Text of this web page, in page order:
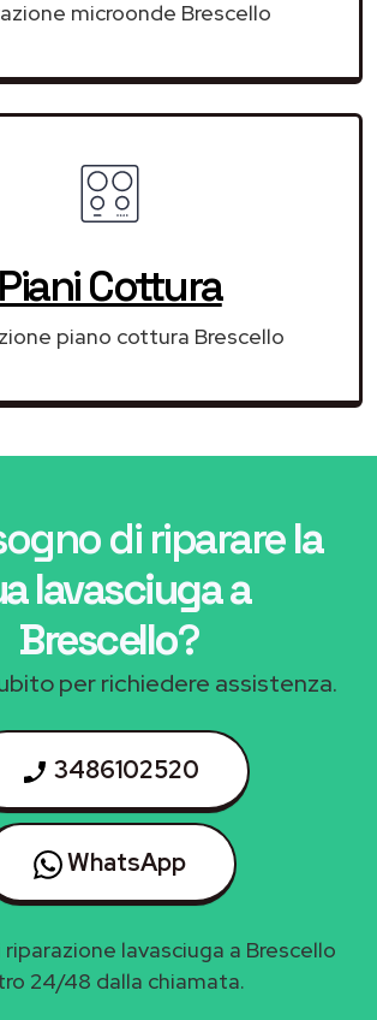
microonde Brescello
Piani Cottura
piano cottura Brescello
di ripararela
lavasciuga a
Brescello?
per richiedere assistenza.
3486102520
WhatsApp
lavasciuga a Brescello
24/48 dalla chiamata.